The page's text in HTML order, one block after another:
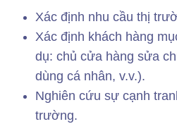
Xác định nhu cầu thị
Xác định khách hàng
dụ: chủ cửa hàng sửa
dùng cá nhân, v.v.).
Nghiên cứu sự cạnh
trường.